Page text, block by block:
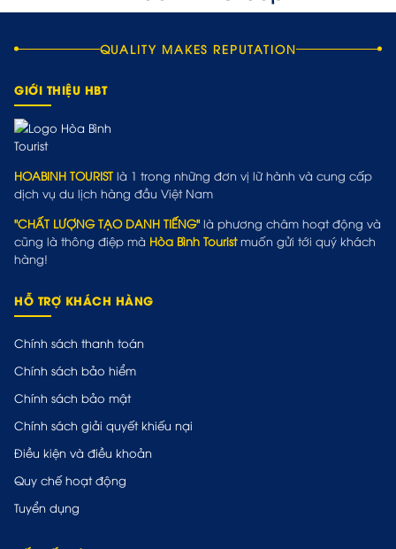
QUALITY MAKES REPUTATION
GIỚI THIỆU HBT
HOABINH TOURIST là 1 trong những đơn vị lữ hành và cung cấp
dịch vụ du lịch hàng đầu Việt Nam
"CHẤT LƯỢNG TẠO DANH TIẾNG" là phương châm hoạt động và
cũng là thông điệp mà Hòa Bình Touristmuốn gửi tới quý khách
hàng!
HỖ TRỢ KHÁCH HÀNG
Chính sách thanh toán
Chính sách bảo hiểm
Chính sách bảo mật
Chính sách giải quyết khiếu nại
Điều kiện và điều khoản
Quy chế hoạt động
Tuyển dụng